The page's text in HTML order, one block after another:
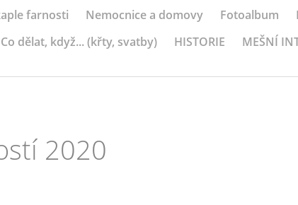
farnosti Nemocnice a domovy Fotoalbum
Co dělat, když... (křty, svatby) HISTORIE MEŠNÍ
2020